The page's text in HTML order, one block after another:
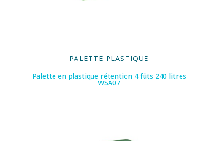
PALETTE PLASTIQUE
Palette en plastique rétention 4 fûts 240 litres
WSA07